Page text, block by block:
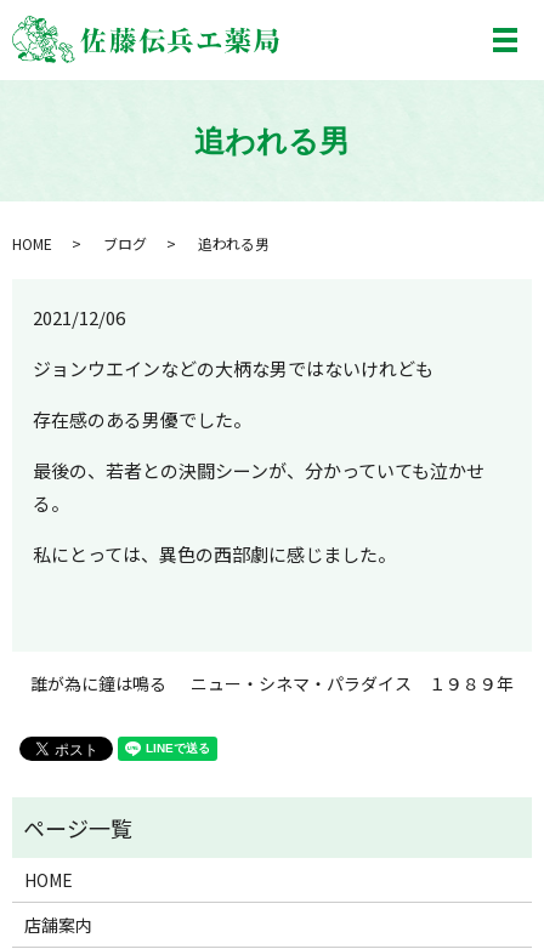
メ
追われる男
HOME ブログ 追われる男
2021/12/06
ジョンウエインなどの大柄な男ではないけれども
存在感のある男優でした。
最後の、若者との決闘シーンが、分かっていても泣かせ
る。
私にとっては、異色の西部劇に感じました。
誰が為に鐘は鳴る ニュー・シネマ・パラダイス １９８９年
HOME
店舗案内